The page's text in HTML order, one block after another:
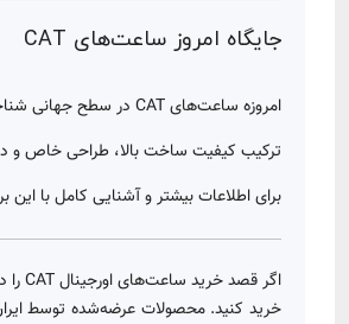
جایگاه امروز ساعت‌های CAT
امروزه ساعت‌های CAT در سطح جهانی شناخته‌شده و محبوب‌اند. این برند توانسته هویت صنعتی خود را حفظ کند و هم‌زمان پاسخ‌گوی نیازهای روزمره کاربران باشد.
ترکیب کیفیت ساخت بالا، طراحی خاص و
برای اطلاعات بیشتر و آشنایی کامل با
اگر قصد خرید ساعت‌های اورجینال CAT را دارید، فروشگاه
خرید کنید. محصولات عرضه‌شده توسط